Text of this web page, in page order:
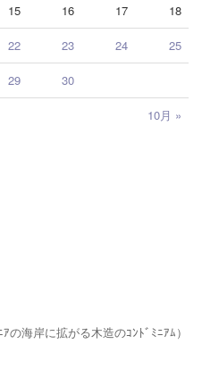
10月 »
15 16 17 18
22 23 24 25
29 30
海岸に拡がる木造のｺﾝﾄﾞﾐﾆｱﾑ）